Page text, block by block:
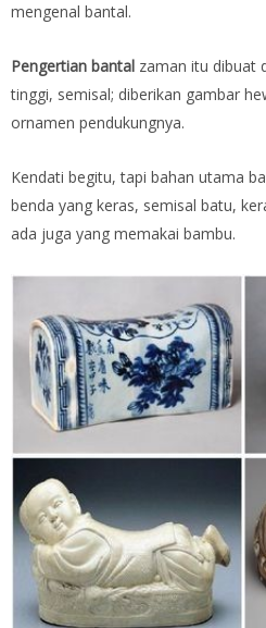
mengenal bantal.
Pengertian bantal zaman itu dibuat
tinggi, semisal; diberikan gambar
ornamen pendukungnya.
Kendati begitu, tapi bahan utama
benda yang keras, semisal batu,
ada juga yang memakai bambu.